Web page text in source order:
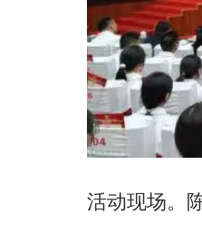
活动现场。